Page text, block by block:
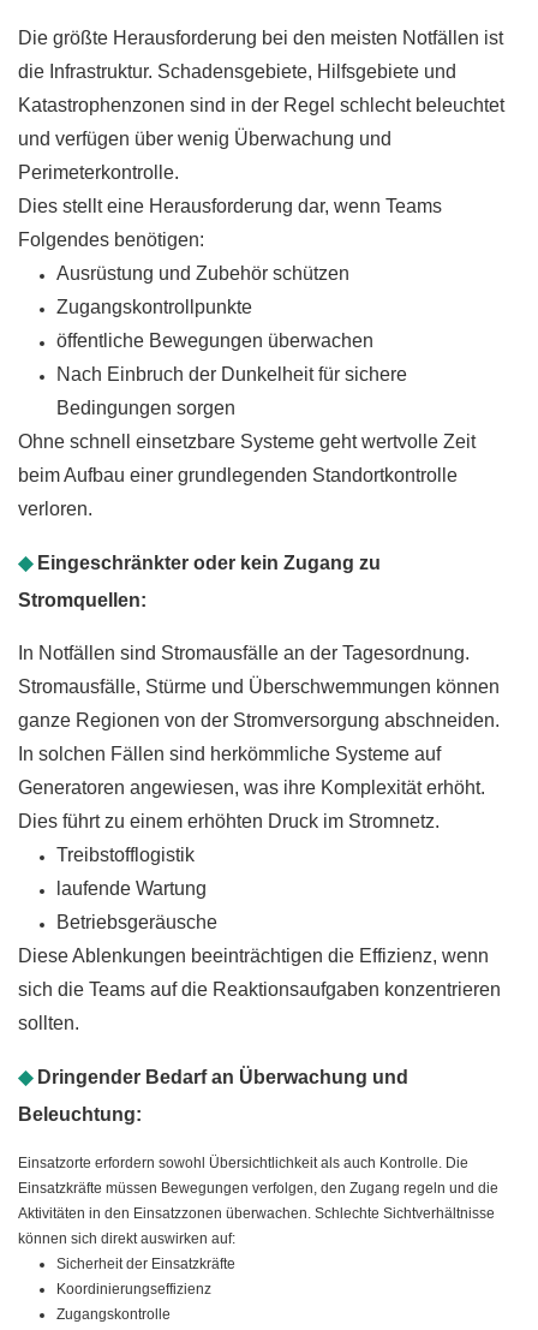
Die größte Herausforderung bei den meisten Notfällen ist
die Infrastruktur. Schadensgebiete, Hilfsgebiete und
Katastrophenzonen sind in der Regel schlecht beleuchtet
und verfügen über wenig Überwachung und
Perimeterkontrolle.
Dies stellt eine Herausforderung dar, wenn Teams
Folgendes benötigen:
Ausrüstung und Zubehör schützen
Zugangskontrollpunkte
öffentliche Bewegungen überwachen
Nach Einbruch der Dunkelheit für sichere
Bedingungen sorgen
Ohne schnell einsetzbare Systeme geht wertvolle Zeit
beim Aufbau einer grundlegenden Standortkontrolle
verloren.
◆Eingeschränkter oder kein Zugang zu
Stromquellen:
In Notfällen sind Stromausfälle an der Tagesordnung.
Stromausfälle, Stürme und Überschwemmungen können
ganze Regionen von der Stromversorgung abschneiden.
In solchen Fällen sind herkömmliche Systeme auf
Generatoren angewiesen, was ihre Komplexität erhöht.
Dies führt zu einem erhöhten Druck im Stromnetz.
Treibstofflogistik
laufende Wartung
Betriebsgeräusche
Diese Ablenkungen beeinträchtigen die Effizienz, wenn
sich die Teams auf die Reaktionsaufgaben konzentrieren
sollten.
◆Dringender Bedarf an Überwachung und
Beleuchtung:
Einsatzorte erfordern sowohl Übersichtlichkeit als auch Kontrolle. Die
Einsatzkräfte müssen Bewegungen verfolgen, den Zugang regeln und die
Aktivitäten in den Einsatzzonen überwachen. Schlechte Sichtverhältnisse
können sich direkt auswirken auf:
Sicherheit der Einsatzkräfte
Koordinierungseffizienz
Zugangskontrolle